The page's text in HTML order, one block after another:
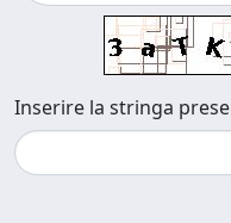
Inserire la stringa